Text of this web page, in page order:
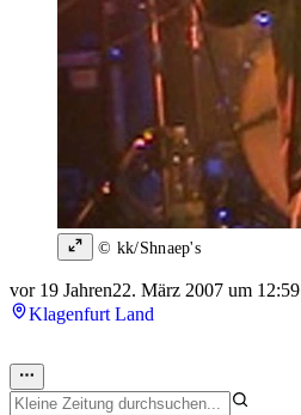
© kk/Shnaep's
vor 19 Jahren22. März 2007 um 12:59
Klagenfurt Land